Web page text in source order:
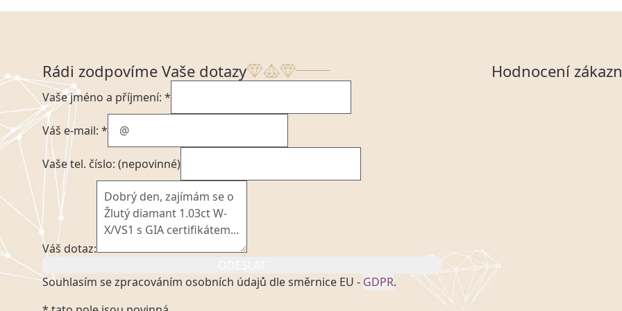
Rádi zodpovíme Vaše dotazy
Vaše jméno a příjmení: *
Váš e-mail: *
Vaše tel. číslo: (nepovinné)
Váš dotaz:
Souhlasím se zpracováním osobních údajů dle směrnice EU - GDPR.
Kliknutím na výše uvedený odkaz, v souladu se zákonem č. 101/2000 Sb. v
Hodnocení